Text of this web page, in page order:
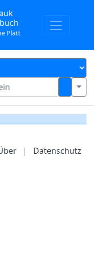
Platt
| Datenschutz